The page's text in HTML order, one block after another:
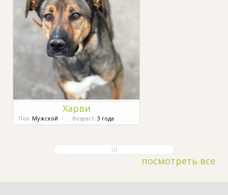
Харви
Пол: Мужской Возраст: 3 года
посмотреть все